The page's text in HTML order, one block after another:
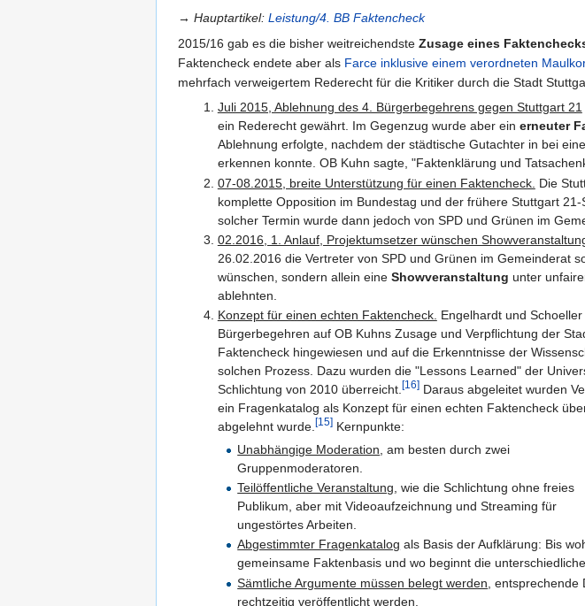
→ Hauptartikel: Leistung/4. BB Faktencheck
2015/16 gab es die bisher weitreichendste Zusage eines
Faktencheck endete aber als Farce inklusive einem verordneten
mehrfach verweigertem Rederecht für die Kritiker durch die Stadt
Juli 2015, Ablehnung des 4. Bürgerbegehrens gegen Stuttgart 21
ein Rederecht gewährt. Im Gegenzug wurde aber ein erneuter
Ablehnung erfolgte, nachdem der städtische Gutachter in bei
erkennen konnte. OB Kuhn sagte, "Faktenklärung und
07-08.2015, breite Unterstützung für einen Faktencheck. Die
komplette Opposition im Bundestag und der frühere Stuttgart
solcher Termin wurde dann jedoch von SPD und Grünen im
02.2016, 1. Anlauf, Projektumsetzer wünschen
26.02.2016 die Vertreter von SPD und Grünen im Gemeinderat
wünschen, sondern allein eine Showveranstaltung unter
ablehnten.
Konzept für einen echten Faktencheck. Engelhardt und
Bürgerbegehren auf OB Kuhns Zusage und Verpflichtung der
Faktencheck hingewiesen und auf die Erkenntnisse der
solchen Prozess. Dazu wurden die "Lessons Learned" der
Schlichtung von 2010 überreicht.[16]Daraus abgeleitet wurden
ein Fragenkatalog als Konzept für einen echten Faktencheck
abgelehnt wurde.[15]Kernpunkte:
Unabhängige Moderation , am besten durch zwei
Gruppenmoderatoren.
Teilöffentliche Veranstaltung , wie die Schlichtung ohne freies
Publikum, aber mit Videoaufzeichnung und Streaming für
ungestörtes Arbeiten.
Abgestimmter Fragenkatalog als Basis der Aufklärung: Bis
gemeinsame Faktenbasis und wo beginnt die
Sämtliche Argumente müssen belegt werden ,
rechtzeitig veröffentlicht werden.